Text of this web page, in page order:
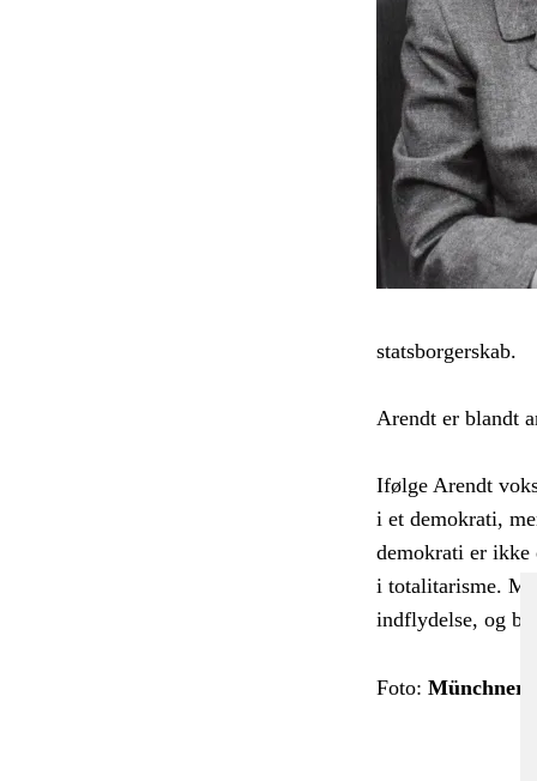
statsborgerskab.
Arendt er blandt
Ifølge Arendt
i et demokrati,
demokrati er ikke
i totalitarisme.
indflydelse, og
Foto: Münchner